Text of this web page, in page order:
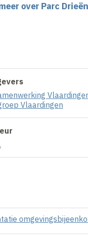
over Parc
Vlaardingen